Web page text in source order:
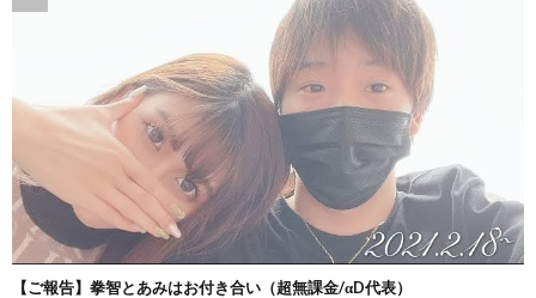
【ご報告】拳智とあみはお付き合い（超無課金/αD代表）